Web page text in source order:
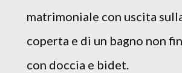
matrimoniale con uscita
coperta e di un bagno non
con doccia e bidet.